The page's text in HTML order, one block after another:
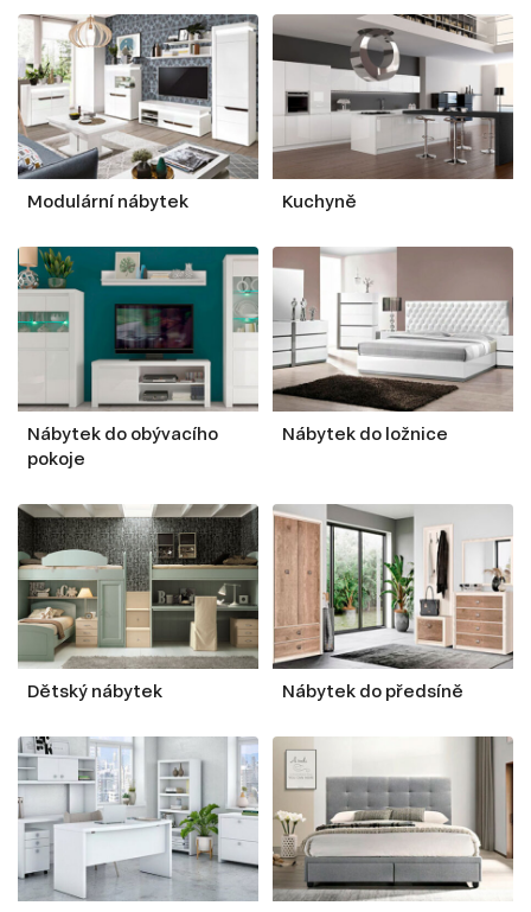
Modulární nábytek Kuchyně
Nábytek do obývacího
pokoje
Nábytek do ložnice
Dětský nábytek Nábytek do předsíně